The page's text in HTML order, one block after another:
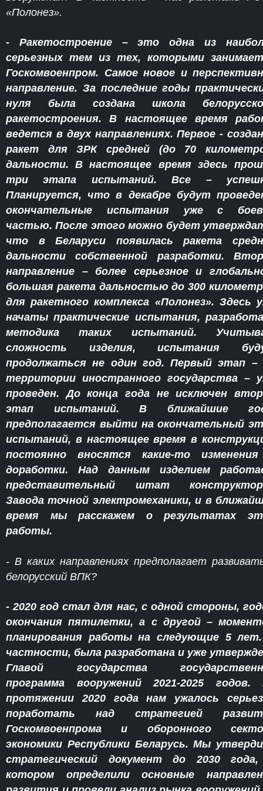
«Полонез».
- Ракетостроение – это одна из
серьезных тем из тех, которыми
Госкомвоенпром. Самое новое и
направление. За последние годы
нуля была создана школа
ракетостроения. В настоящее время
ведется в двух направлениях. Первое -
ракет для ЗРК средней (до 70
дальности. В настоящее время здесь
три этапа испытаний. Все –
Планируется, что в декабре будут
окончательные испытания уже с
частью. После этого можно будет
что в Беларуси появилась ракета
дальности собственной разработки.
направление – более серьезное и
большая ракета дальностью до 300
для ракетного комплекса «Полонез». Здесь
начаты практические испытания,
методика таких испытаний.
сложность изделия, испытания
продолжаться не один год. Первый этап –
территории иностранного государства –
проведен. До конца года не исключен
этап испытаний. В ближайшие
предполагается выйти на окончательный
испытаний, в настоящее время в
постоянно вносятся какие-то
доработки. Над данным изделием
представительный штат
Завода точной электромеханики, и в
время мы расскажем о результатах
работы.
- В каких направлениях предполагает
белорусский ВПК?
- 2020 год стал для нас, с одной стороны,
окончания пятилетки, а с другой –
планирования работы на следующие 5
частности, была разработана и уже
Главой государства
программа вооружений 2021-2025 годов.
протяжении 2020 года нам ужалось
поработать над стратегией
Госкомвоенпрома и оборонного
экономики Республики Беларусь. Мы
стратегический документ до 2030
котором определили основные